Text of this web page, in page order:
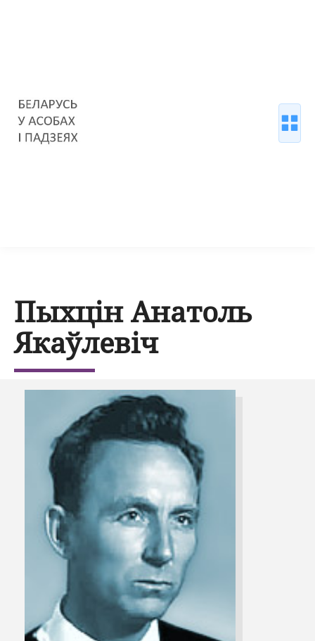
Пыхцін Анатоль
Якаўлевіч